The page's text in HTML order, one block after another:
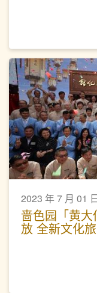
2023 年 7 月 01
啬色园「黄
放 全新文化